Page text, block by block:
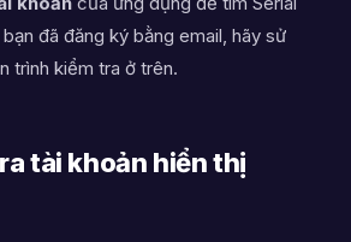
đã đăng ký bằng email, hãy sử
trình kiểm tra ở trên.
tài khoản hiển thị